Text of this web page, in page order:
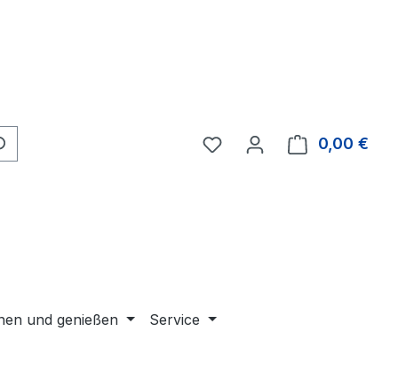
Du hast 0 Produkte auf
0,00 €
und genießen Service